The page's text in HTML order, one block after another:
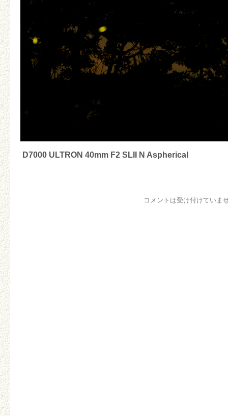
D7000 ULTRON 40mm F2 SLII N Aspherical
コメントは受け付けていま